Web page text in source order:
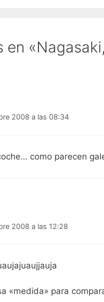
en
2008 a las 08:34
como parecen
2008 a las 12:28
«medida» para